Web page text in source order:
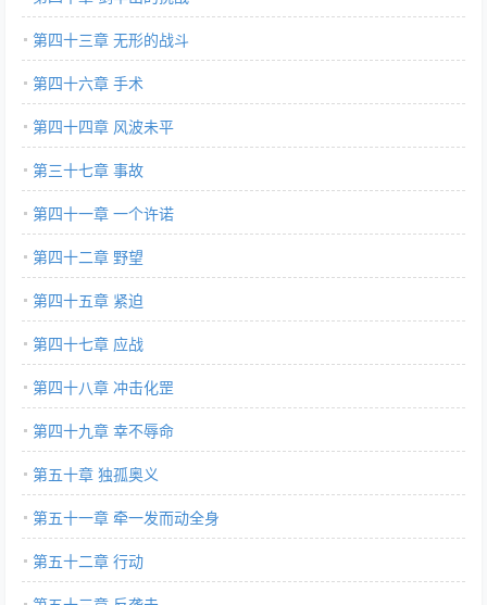
第四十三章 无形的战斗
第四十六章 手术
第四十四章 风波未平
第三十七章 事故
第四十一章 一个许诺
第四十二章 野望
第四十五章 紧迫
第四十七章 应战
第四十八章 冲击化罡
第四十九章 幸不辱命
第五十章 独孤奥义
第五十一章 牵一发而动全身
第五十二章 行动